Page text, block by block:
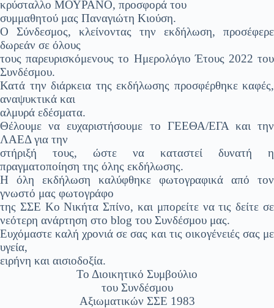
κρύσταλλο ΜΟΥΡΑΝΟ, προσφορά του
συμμαθητού μας Παναγιώτη Κιούση.
Ο Σύνδεσμος, κλείνοντας την εκδήλωση, προσέφερε
δωρεάν σε όλους
τους παρευρισκόμενους το Ημερολόγιο Έτους 2022 του
Συνδέσμου.
Κατά την διάρκεια της εκδήλωσης προσφέρθηκε καφές,
αναψυκτικά και
αλμυρά εδέσματα.
Θέλουμε να ευχαριστήσουμε το ΓΕΕΘΑ/ΕΓΑ και την
ΛΑΕΔ για την
στήριξή τους, ώστε να καταστεί δυνατή η
πραγματοποίηση της όλης εκδήλωσης.
Η όλη εκδήλωση καλύφθηκε φωτογραφικά από τον
γνωστό μας φωτογράφο
της ΣΣΕ Κο Νικήτα Σπίνο, και μπορείτε να τις δείτε σε
νεότερη ανάρτηση στο blog του Συνδέσμου μας.
Ευχόμαστε καλή χρονιά σε σας και τις οικογένειές σας με
υγεία,
ειρήνη και αισιοδοξία.
Το Διοικητικό Συμβούλιο
του Συνδέσμου
Αξιωματικών ΣΣΕ 1983